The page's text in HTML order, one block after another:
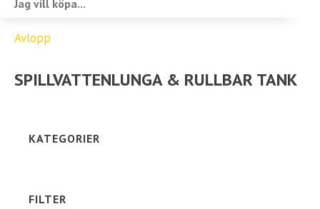
Husvagnar i lager
Avlopp
SPILLVATTENLUNGA & RULLBAR TANK
KATEGORIER
FILTER